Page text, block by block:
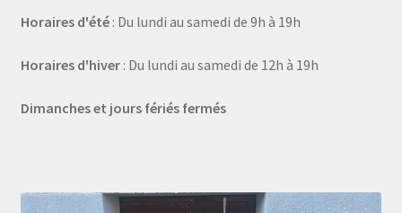
Horaires d'été: Du lundi au samedi de 9h à 19h
Horaires d'hiver: Du lundi au samedi de 12h à 19h
Dimanches et jours fériés fermés